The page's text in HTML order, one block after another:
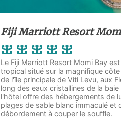
Fiji Marriott Resort
Le Fiji Marriott Resort Momi Bay
tropical situé sur la magnifique
de l'île principale de Viti Levu, aux
long des eaux cristallines de la
l'hôtel offre des hébergements de
plages de sable blanc immaculé et
débordement à couper le souffle.